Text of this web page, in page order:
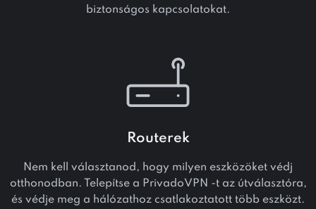
biztonságos kapcsolatokat.
Routerek
Nem kell választanod, hogy milyen eszközöket védj
otthonodban. Telepítse a PrivadoVPN -t az útválasztóra,
és védje meg a hálózathoz csatlakoztatott több eszközt.